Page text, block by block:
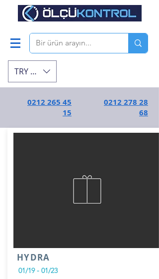
TRY (₺)
0212 265 45
15
0212 278 28
68
HYDRA
01/19 - 01/23